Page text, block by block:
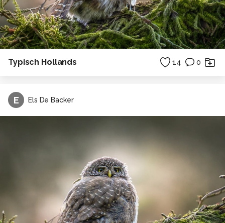
Typisch Hollands 14 0
E Els De Backer